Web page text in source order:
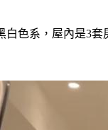
色系，屋內是3